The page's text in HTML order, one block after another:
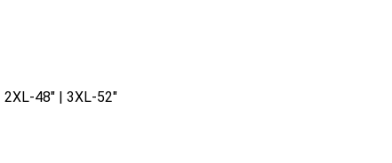
48" | 3XL-52"